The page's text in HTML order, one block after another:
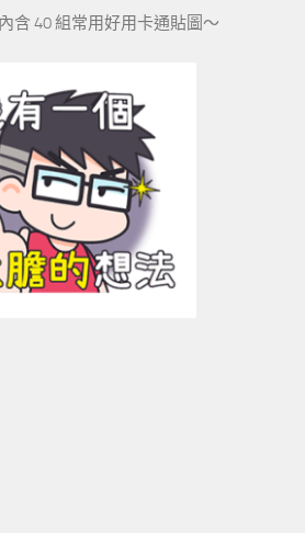
含 40 組常用好用卡通貼圖～